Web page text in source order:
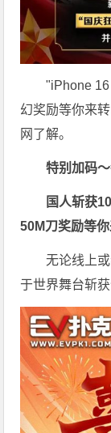
"iPhone
幻奖励等你来
网了解。
特别加码
国人斩获
50M刀奖励等你
无论线上
于世界舞台斩获